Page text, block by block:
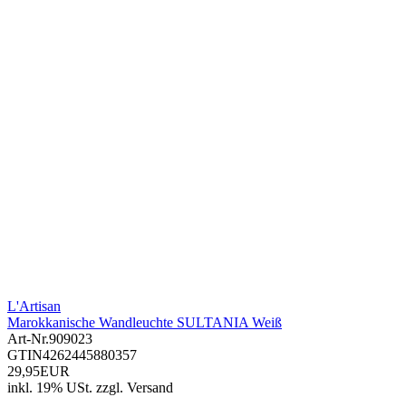
L'Artisan
Marokkanische Wandleuchte SULTANIA Weiß
Art-Nr.909023
GTIN4262445880357
29,95EUR
inkl. 19% USt. zzgl. Versand